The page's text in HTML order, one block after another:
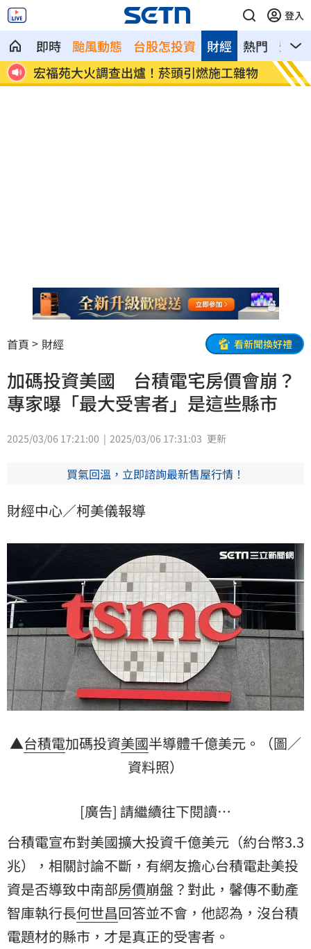
登入
即時 颱風動態 台股怎投資 熱門 影音
財經
！
宏福苑大火調查出爐！菸頭引燃施工雜物
定投
位！
首頁 財經 看新聞換好禮
加碼投資美國 台積電宅房價會崩？
專家曝「最大受害者」是這些縣市
2025/03/06 17:21:00 2025/03/06 17:31:03 更新
買氣回溫，立即諮詢最新售屋行情！
財經中心／柯美儀報導
▲台積電加碼投資美國半導體千億美元。（圖／
資料照）
[廣告] 請繼續往下閱讀…
台積電宣布對美國擴大投資千億美元（約台幣3.3
兆），相關討論不斷，有網友擔心台積電赴美投
資是否導致中南部房價崩盤？對此，馨傳不動產
智庫執行長何世昌回答並不會，他認為，沒台積
電題材的縣市，才是真正的受害者。